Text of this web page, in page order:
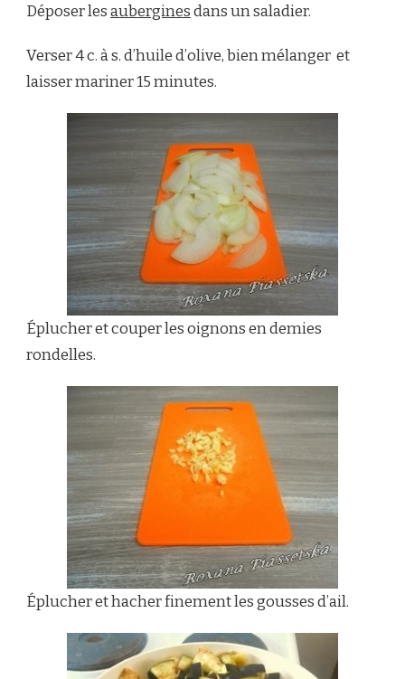
Déposer lesauberginesdans un saladier.
Verser 4 c. à s. d’huile d’olive, bien mélanger et
laisser mariner 15 minutes.
Éplucher et couper les oignons en demies
rondelles.
Éplucher et hacher finement les gousses d’ail.